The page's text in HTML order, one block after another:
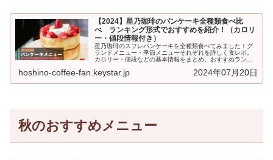
【2024】星乃珈琲のパンケーキ全種類食べ比
べ ランキング形式でおすすめを紹介！（カロリ
ー・値段情報付き）
星乃珈琲のスフレパンケーキを全種類食べてみました！グ
ランドメニュー・季節メニューそれぞれを詳しく食レポ。
カロリー・値段などの基本情報をまとめ、おすすめランキ
全てが分かる！...
hoshino-coffee-fan.keystar.jp 2024年07月20日
秋のおすすめメニュー